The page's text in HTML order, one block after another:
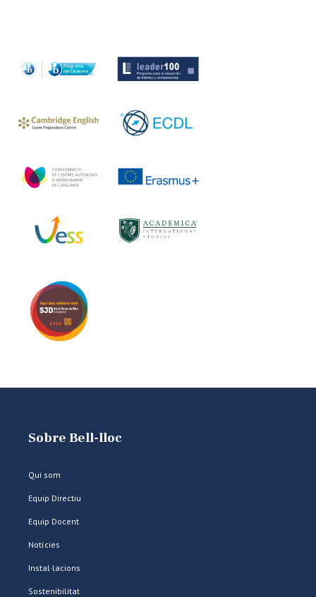
Sobre Bell-lloc
Qui som
Equip Directiu
Equip Docent
Notícies
Instal·lacions
Sostenibilitat